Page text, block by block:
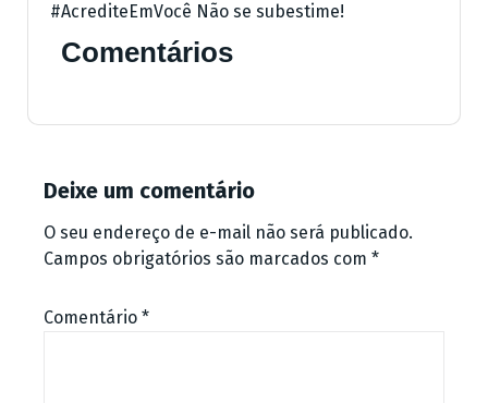
#AcrediteEmVocê Não se subestime!
Comentários
Deixe um comentário
O seu endereço de e-mail não será publicado.
Campos obrigatórios são marcados com *
Comentário *